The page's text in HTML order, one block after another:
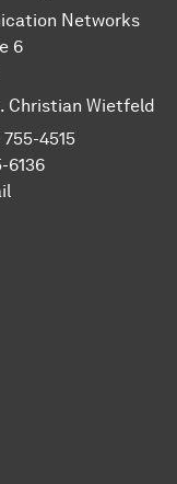
Networks
6
Christian Wietfeld
4515
6136